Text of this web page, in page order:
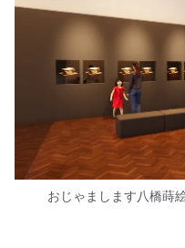
おじゃまします八橋蒔